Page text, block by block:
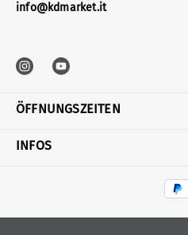
info@kdmarket.it
ÖFFNUNGSZEITEN
INFOS